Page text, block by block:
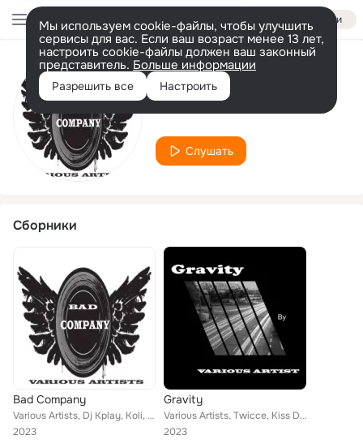
Войти
Мы используем cookie-файлы, чтобы улучшить
сервисы для вас. Если ваш возраст менее 13 лет,
настроить cookie-файлы должен ваш законный
представитель. Больше информации
Разрешить все Настроить
Исполнитель
Tiwa
Слушать
Сборники
Bad Company
Various Artists, Dj Kplay, Koli, Dj Perez, lojay, Barry feat. Tiwa
2023
Gravity
Various Artists, Twicce, Kiss Daniel, Red Flag, Remma, Tiwa feat. Alien skin, Savages
2023